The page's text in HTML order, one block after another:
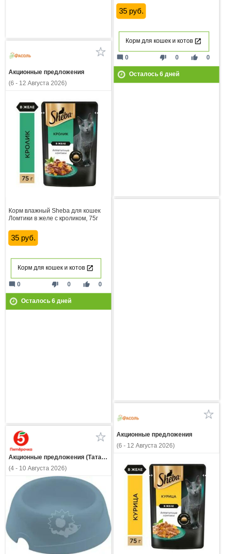
35 руб.
Корм для кошек и котов
thumb_down 0 thumb_up 0
mode_comment 0
Осталось 6дней
Акционные предложения
(6 - 12 Августа 2026)
Корм влажный Sheba для кошек
Ломтики в желе с кроликом, 75г
35 руб.
Корм для кошек и котов
thumb_down 0 thumb_up 0
mode_comment 0
Осталось 6дней
Акционные предложения
(6 - 12 Августа 2026)
Акционные предложения (Татарстан)
(4 - 10 Августа 2026)